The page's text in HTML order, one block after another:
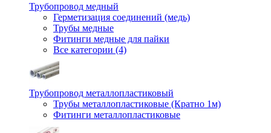
Трубопровод медный
Герметизация соединений (медь)
Трубы медные
Фитинги медные для пайки
Все категории (4)
Трубопровод металлопластиковый
Трубы металлопластиковые (Кратно 1м)
Фитинги металлопластиковые